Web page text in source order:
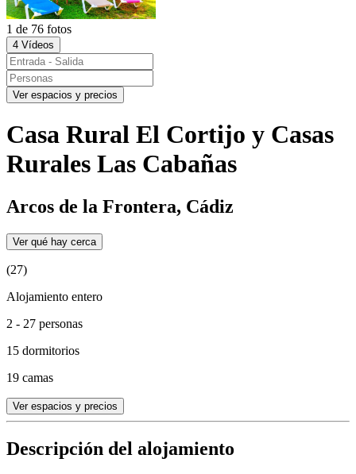
1 de 76 fotos
4 Vídeos
Ver espacios y precios
Casa Rural El Cortijo y Casas
Rurales Las Cabañas
Arcos de la Frontera, Cádiz
Ver qué hay cerca
(27)
Alojamiento entero
2 - 27 personas
15 dormitorios
19 camas
Ver espacios y precios
Descripción del alojamiento